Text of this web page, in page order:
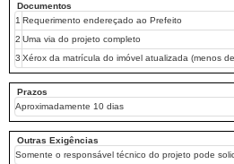
Documentos
1 Requerimento endereçado ao Prefeito
2 Uma via do projeto completo
3 Xérox da matrícula do imóvel atualizada (menos
Prazos
Aproximadamente 10 dias
Outras Exigências
Somente o responsável técnico do projeto pode